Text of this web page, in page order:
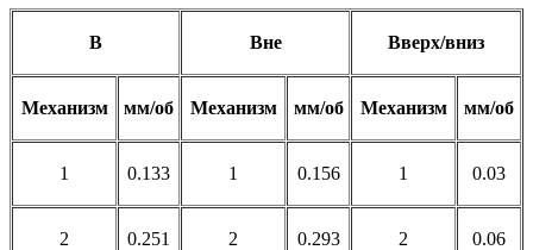
В Вне Вверх/вниз
Механизм мм/об Механизм мм/об Механизм мм/об
1 0.133 1 0.156 1 0.03
2 0.251 2 0.293 2 0.06